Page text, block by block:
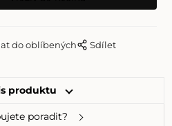
do oblíbených Sdílet
produktu
poradit?